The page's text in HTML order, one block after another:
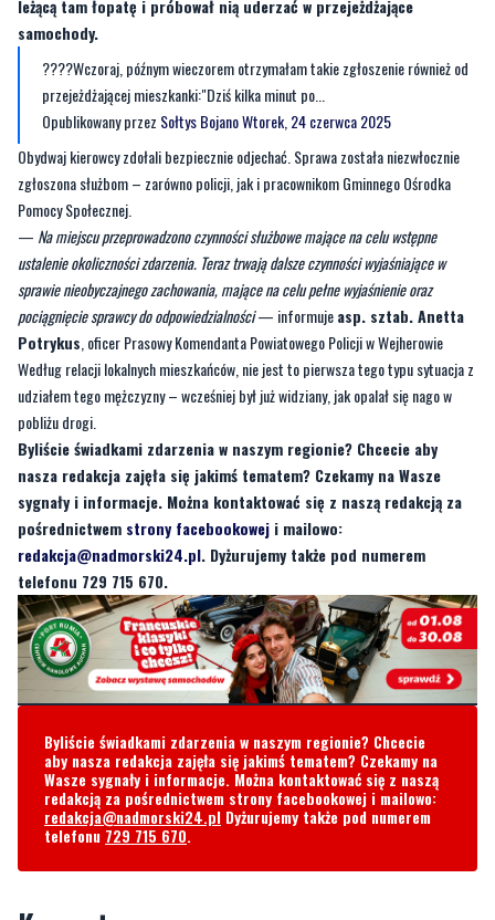
przejeżdżającej mieszkanki:"Dziś kilka minut po...
Opublikowany przez
Obydwaj kierowcy zdołali bezpiecznie odjechać. Sprawa została niezwłocznie
zgłoszona służbom – zarówno policji, jak i pracownikom Gminnego Ośrodka
Pomocy Społecznej.
—Na miejscu przeprowadzono czynności służbowe mające na celu wstępne
ustalenie okoliczności zdarzenia. Teraz trwają dalsze czynności wyjaśniające w
sprawie nieobyczajnego zachowania, mające na celu pełne wyjaśnienie oraz
pociągnięcie sprawcy do odpowiedzialności— informujeasp. sztab. Anetta
Potrykus, oficer Prasowy Komendanta Powiatowego Policji w Wejherowie
Według relacji lokalnych mieszkańców, nie jest to pierwsza tego typu sytuacja z
udziałem tego mężczyzny – wcześniej był już widziany, jak opalał się nago w
pobliżu drogi.
Byliście świadkami zdarzenia w naszym regionie? Chcecie aby
nasza redakcja zajęła się jakimś tematem? Czekamy na Wasze
sygnały i informacje. Można kontaktować się z naszą redakcją za
pośrednictwemstrony facebookoweji mailowo:
redakcja@nadmorski24.pl. Dyżurujemy także pod numerem
telefonu 729 715 670.
Byliście świadkami zdarzenia w naszym regionie? Chcecie
aby nasza redakcja zajęła się jakimś tematem? Czekamy na
Wasze sygnały i informacje. Można kontaktować się z naszą
redakcja@nadmorski24.plDyżurujemy także pod numerem
telefonu729 715 670.
Komentarze